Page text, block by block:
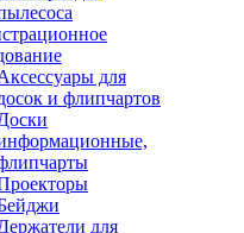
для
и флипчартов
для